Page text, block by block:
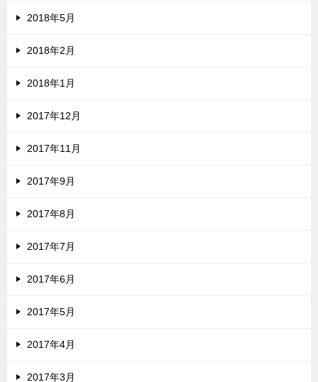
2018年5月
2018年2月
2018年1月
2017年12月
2017年11月
2017年9月
2017年8月
2017年7月
2017年6月
2017年5月
2017年4月
2017年3月